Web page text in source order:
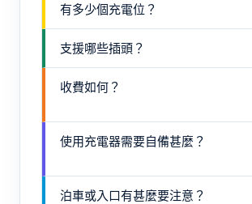
有多少個充電位？
支援哪些插頭？
收費如何？
使用充電器需要自備甚麼？
泊車或入口有甚麼要注意？